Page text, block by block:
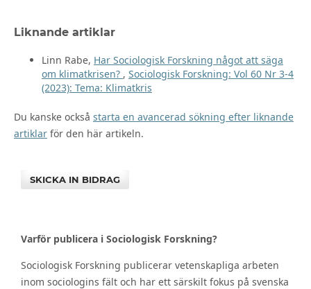
Liknande artiklar
Linn Rabe, Har Sociologisk Forskning något att säga
om klimatkrisen? , Sociologisk Forskning: Vol 60 Nr 3-4
(2023): Tema: Klimatkris
Du kanske också starta en avancerad sökning efter liknande
artiklarför den här artikeln.
SKICKA IN BIDRAG
Varför publicera i Sociologisk Forskning?
Sociologisk Forskning publicerar vetenskapliga arbeten
inom sociologins fält och har ett särskilt fokus på svenska